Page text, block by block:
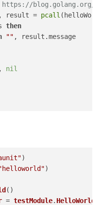
blog.golang.org/
result = pcall
then
"" , result.message
nil
)
)
( )
= testModule. HelloWorld